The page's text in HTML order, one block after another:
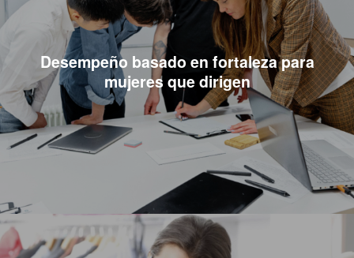
Desempeño basado en fortaleza para
mujeres que dirigen